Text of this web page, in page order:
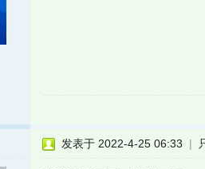
发表于 2022-4-25 06:33 |